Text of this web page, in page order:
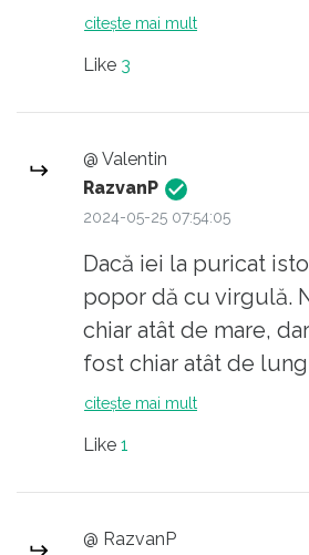
ceea ce s-a întâmplat
vorba de etape, care
parcurse integral și în
pentru a înțelege
face deja de către
o știință, nu un fel de
frumoasă cu ai tăi
ăilați care sunt răi.
citește mai mult
Like 3
@ Valentin
RazvanP
2024-05-25 07:54:05
Dacă iei la puricat
popor dă cu virgulă.
chiar atât de mare,
fost chiar atât de
Dar ce să vezi,
"demonstreze" cât de
Fane!
citește mai mult
Like 1
@ RazvanP